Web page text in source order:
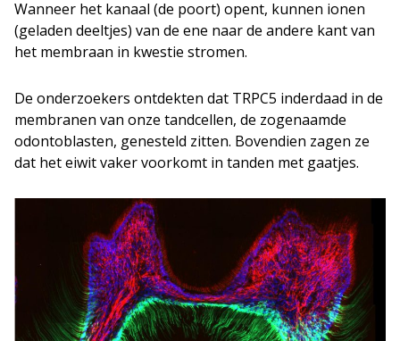
Wanneer het kanaal (de poort) opent, kunnen ionen
(geladen deeltjes) van de ene naar de andere kant van
het membraan in kwestie stromen.
De onderzoekers ontdekten dat TRPC5 inderdaad in de
membranen van onze tandcellen, de zogenaamde
odontoblasten, genesteld zitten. Bovendien zagen ze
dat het eiwit vaker voorkomt in tanden met gaatjes.